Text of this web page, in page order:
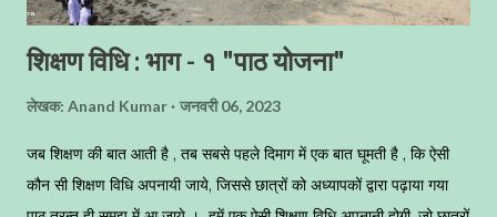
शिक्षण विधि : भाग - १ "पाठ योजना"
लेखक: Anand Kumar जनवरी 06, 2023
जब शिक्षण की बात आती है , तब सबसे पहले दिमाग में एक बात घूमती है , कि ऐसी
कौन सी शिक्षण विधि अपनायी जाये, जिससे छात्रों को अध्यापकों द्वारा पढ़ाया गया